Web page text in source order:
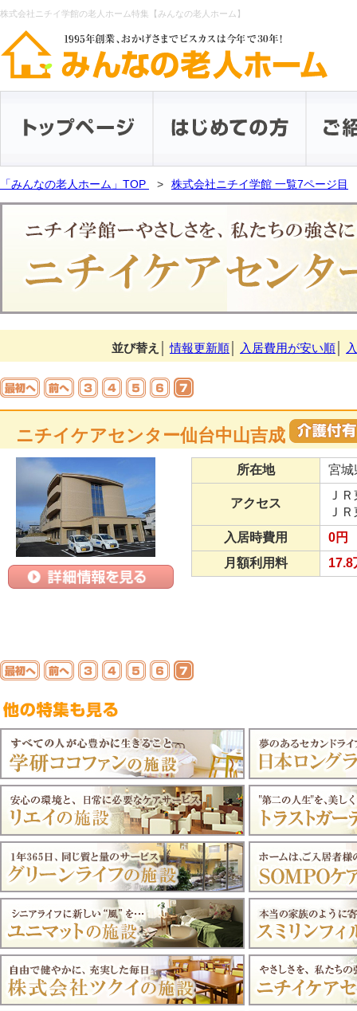
株式会社ニチイ学館の老人ホーム特集【みんなの老人ホーム】
「みんなの老人ホーム」TOP 株式会社ニチイ学館 一覧7ページ目
並び替え │情報更新順 入居費用が安い順
ニチイケアセンター仙台中山吉成
所在地 宮城
アクセス
Ｊ
Ｊ
入居時費用
0円
月額利用料
17.8